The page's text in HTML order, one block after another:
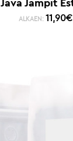
Java Jampit
ALKAEN: 11,90€